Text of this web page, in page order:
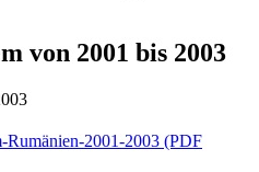
von 2001 bis 2003
Rumänien-2001-2003 (PDF